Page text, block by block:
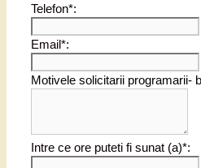
Telefon*:
Email*:
Motivele solicitarii programarii-
Intre ce ore puteti fi sunat (a)*: